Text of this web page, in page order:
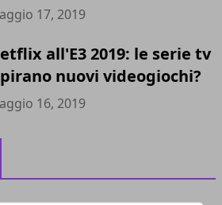
17, 2019
all'E3 2019: le serie tv
nuovi videogiochi?
16, 2019